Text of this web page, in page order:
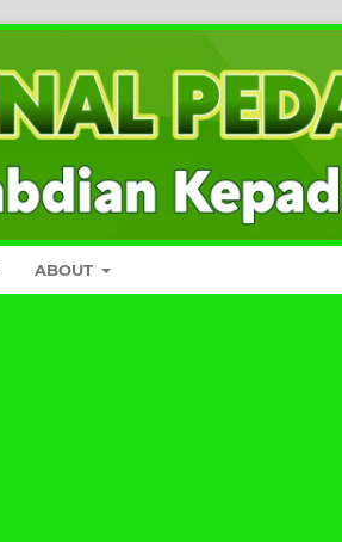
ABOUT